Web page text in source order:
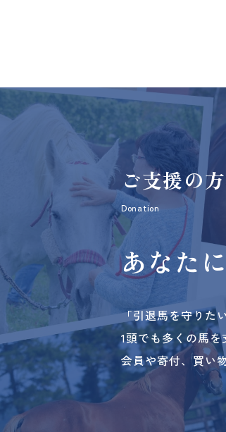
ご支援の
Donation
あなた
「引退馬を守りた
1頭でも多くの馬
会員や寄付、買い